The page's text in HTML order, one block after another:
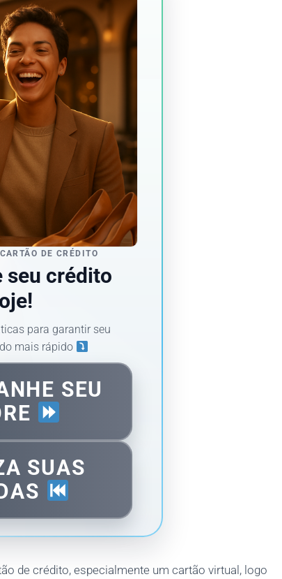
DE CRÉDITO
seu crédito
para garantir seu
mais rápido
SEU
SUAS
de crédito, especialmente um cartão virtual, logo